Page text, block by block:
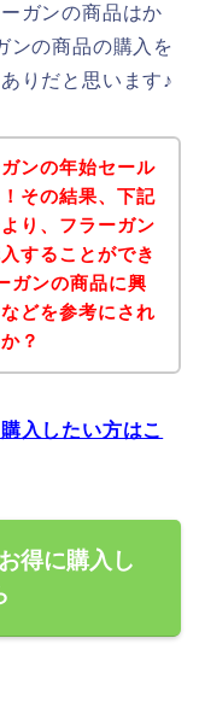
ガンの商品はか
ンの商品の購入を
りだと思います♪
ンの年始セール
その結果、下記
り、フラーガン
することができ
ガンの商品に興
どを参考にされ
？
入したい方はこ
得に購入し